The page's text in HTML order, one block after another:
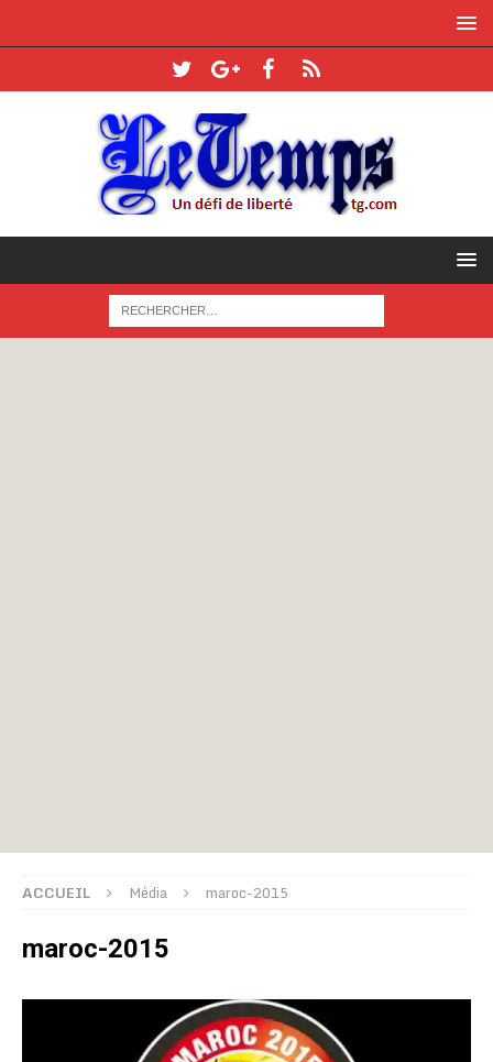
ACCUEIL Média maroc-2015
maroc-2015